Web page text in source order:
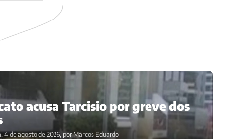
acusa Tarcisio por greve dos
4 de agosto de 2026, por Marcos Eduardo